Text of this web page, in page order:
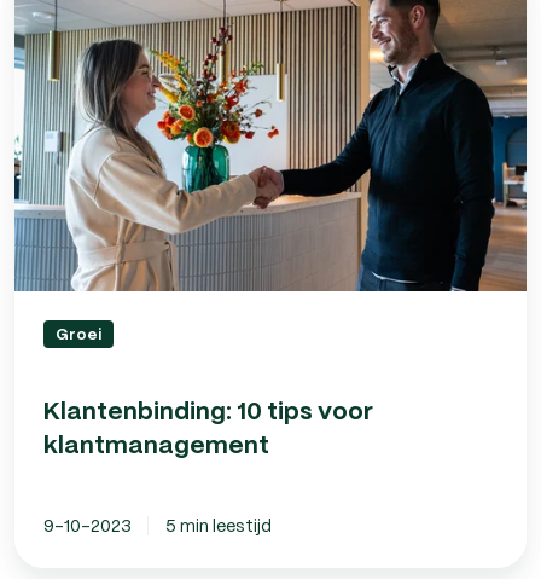
tips
voor
klantmanagement
Groei
Klantenbinding: 10 tips voor
klantmanagement
9-10-2023 5 min leestijd